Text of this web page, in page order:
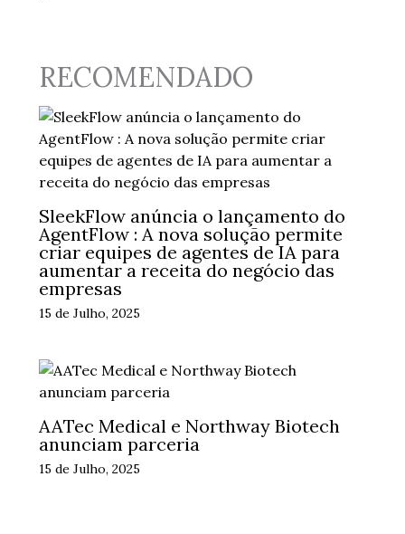
RECOMENDADO
SleekFlow anúncia o lançamento do
AgentFlow : A nova solução permite
criar equipes de agentes de IA para
aumentar a receita do negócio das
empresas
15 de Julho, 2025
AATec Medical e Northway Biotech
anunciam parceria
15 de Julho, 2025